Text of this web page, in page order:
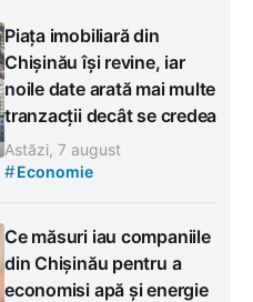
Piața imobiliară din
Chișinău își revine, iar
noile date arată mai multe
tranzacții decât se credea
Astăzi, 7 august
#Economie
Ce măsuri iau companiile
din Chișinău pentru a
economisi apă și energie